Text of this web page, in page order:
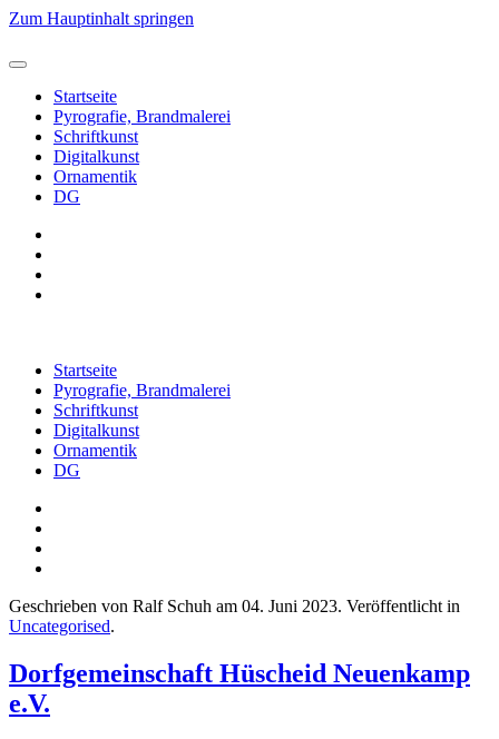
Zum Hauptinhalt springen
Startseite
Pyrografie, Brandmalerei
Schriftkunst
Digitalkunst
Ornamentik
DG
Startseite
Pyrografie, Brandmalerei
Schriftkunst
Digitalkunst
Ornamentik
DG
Geschrieben von Ralf Schuh am 04. Juni 2023. Veröffentlicht in
Uncategorised.
Dorfgemeinschaft Hüscheid Neuenkamp
e.V.